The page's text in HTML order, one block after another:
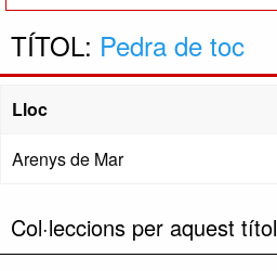
TÍTOL: Pedra de toc
Lloc
Arenys de Mar
Col·leccions per aquest títol